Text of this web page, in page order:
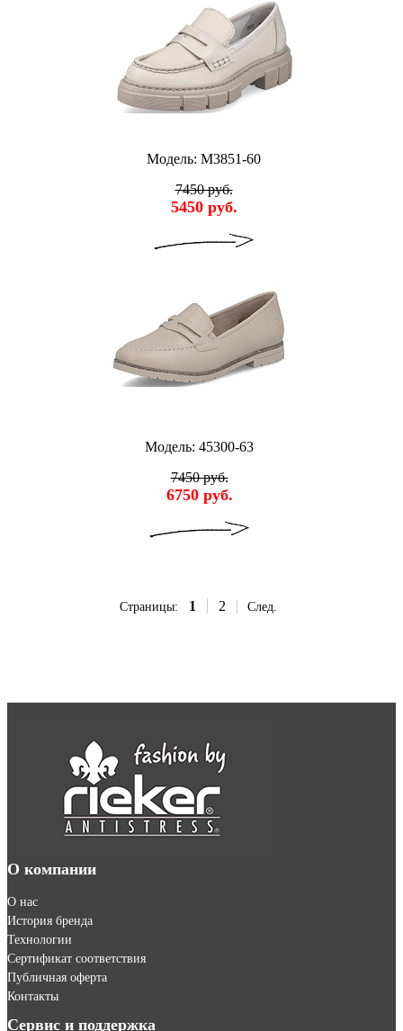
Модель: M3851-60
7450 руб.
5450 руб.
Модель: 45300-63
7450 руб.
6750 руб.
Страницы: 1 2 След.
О компании
О нас
История бренда
Технологии
Сертификат соответствия
Публичная оферта
Контакты
Сервис и поддержка